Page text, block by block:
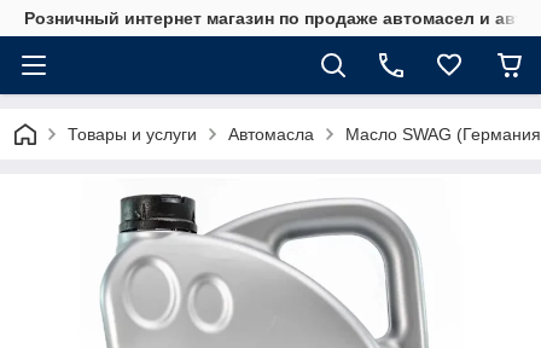
Розничный интернет магазин по продаже автомасел и
Товары и услуги Автомасла Масло SWAG